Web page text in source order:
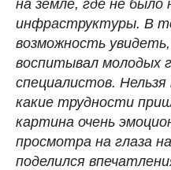
на земле, где не было
инфраструктуры. В
возможность
воспитывал молодых
специалистов.
какие трудности
картина очень
просмотра на глаза
поделился